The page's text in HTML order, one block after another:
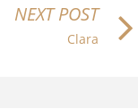
NEXT POST
Clara